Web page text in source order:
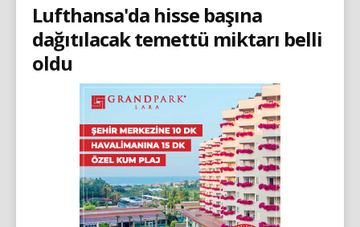
Lufthansa'da hisse başına
dağıtılacak temettü miktarı belli
oldu